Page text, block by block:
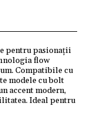
pentru pasionații
flow
Compatibile cu
modele cu bolt
accent modern,
Ideal pentru